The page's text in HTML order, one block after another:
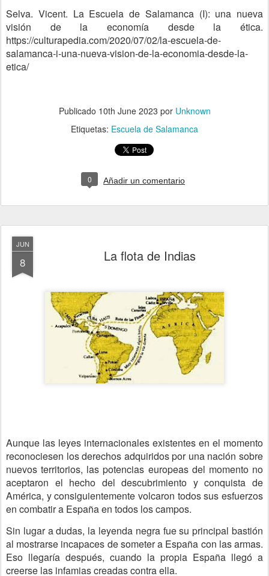
Selva. Vicent. La Escuela de Salamanca (I): una nueva
visión de la economía desde la ética.
https://culturapedia.com/2020/07/02/la-escuela-de-
salamanca-i-una-nueva-vision-de-la-economia-desde-la-
etica/
Publicado 10th June 2023 por Unknown
Etiquetas: Escuela de Salamanca
0 Añadir un comentario
JUN
8 La flota de Indias
Aunque las leyes internacionales existentes en el momento
reconociesen los derechos adquiridos por una nación sobre
nuevos territorios, las potencias europeas del momento no
aceptaron el hecho del descubrimiento y conquista de
América, y consiguientemente volcaron todos sus esfuerzos
en combatir a España en todos los campos.
Sin lugar a dudas, la leyenda negra fue su principal bastión
al mostrarse incapaces de someter a España con las armas.
Eso llegaría después, cuando la propia España llegó a
creerse las infamias creadas contra ella.